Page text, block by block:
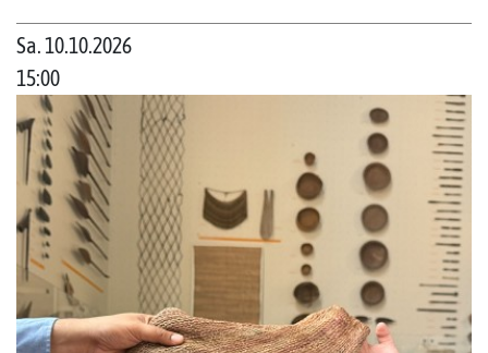
Sa. 10.10.2026
15:00